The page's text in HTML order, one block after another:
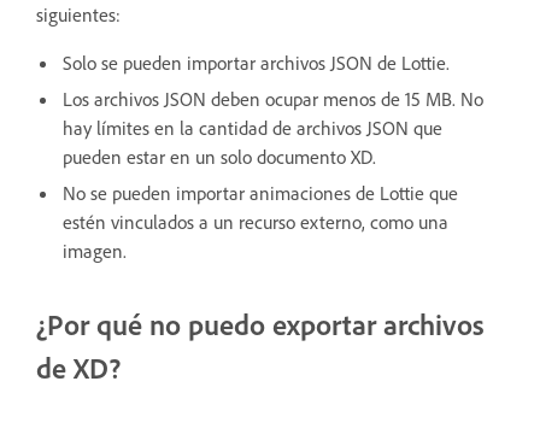
siguientes:
Solo se pueden importar archivos JSON de Lottie.
Los archivos JSON deben ocupar menos de 15 MB. No
hay límites en la cantidad de archivos JSON que
pueden estar en un solo documento XD.
No se pueden importar animaciones de Lottie que
estén vinculados a un recurso externo, como una
imagen.
¿Por qué no puedo exportar archivos
de XD?